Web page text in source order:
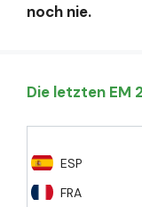
noch nie.
Die letzten EM
ESP
FRA